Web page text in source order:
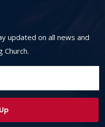
updated on all news and
Church.